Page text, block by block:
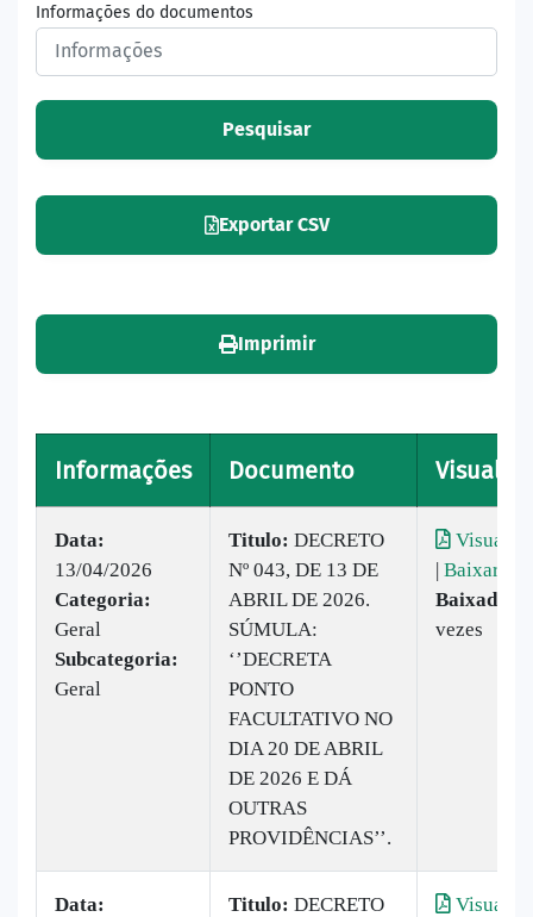
Informações do documentos
Pesquisar
Exportar CSV
Imprimir
Informações Documento
Data:
13/04/2026
Categoria:
Geral
Subcategoria:
Geral
Titulo: DECRETO
Nº 043, DE 13 DE
ABRIL DE 2026.
SÚMULA:
‘’DECRETA
PONTO
FACULTATIVO NO
DIA 20 DE ABRIL
DE 2026 E DÁ
OUTRAS
PROVIDÊNCIAS’’.
| Baixar
Baixado:
vezes
Data:
Titulo: DECRETO